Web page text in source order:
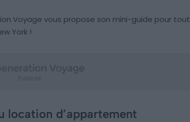
Voyage vous propose son mini-guide pour tout
York !
location d’appartement